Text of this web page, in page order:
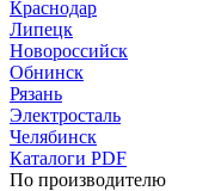
Краснодар
Липецк
Новороссийск
Обнинск
Рязань
Электросталь
Челябинск
Каталоги PDF
По производителю